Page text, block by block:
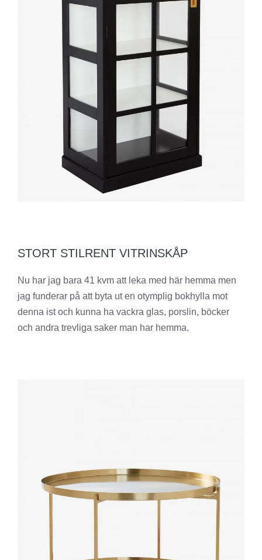
STORT STILRENT VITRINSKÅP
Nu har jag bara 41 kvm att leka med här hemma men
jag funderar på att byta ut en otymplig bokhylla mot
denna ist och kunna ha vackra glas, porslin, böcker
och andra trevliga saker man har hemma.